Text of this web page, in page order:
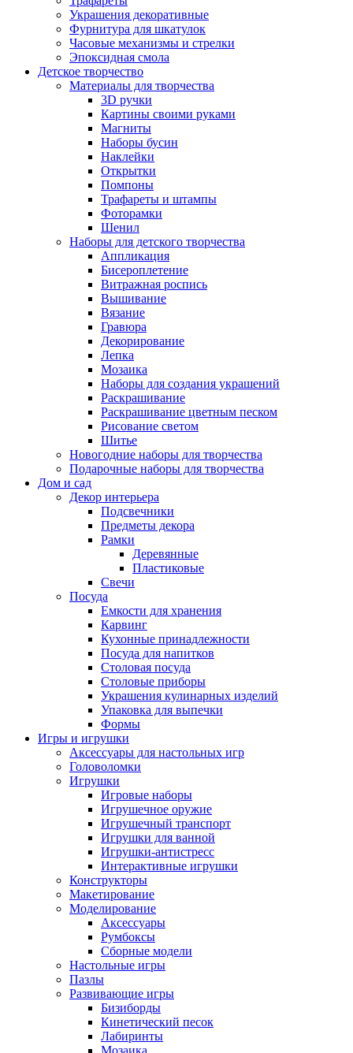
Украшения декоративные
Фурнитура для шкатулок
Часовые механизмы и стрелки
Эпоксидная смола
Детское творчество
Материалы для творчества
3D ручки
Картины своими руками
Магниты
Наборы бусин
Наклейки
Открытки
Помпоны
Трафареты и штампы
Фоторамки
Шенил
Наборы для детского творчества
Аппликация
Бисероплетение
Витражная роспись
Вышивание
Вязание
Гравюра
Декорирование
Лепка
Мозаика
Наборы для создания украшений
Раскрашивание
Раскрашивание цветным песком
Рисование светом
Шитье
Новогодние наборы для творчества
Подарочные наборы для творчества
Дом и сад
Декор интерьера
Подсвечники
Предметы декора
Рамки
Деревянные
Пластиковые
Свечи
Посуда
Емкости для хранения
Карвинг
Кухонные принадлежности
Посуда для напитков
Столовая посуда
Столовые приборы
Украшения кулинарных изделий
Упаковка для выпечки
Формы
Игры и игрушки
Аксессуары для настольных игр
Головоломки
Игрушки
Игровые наборы
Игрушечное оружие
Игрушечный транспорт
Игрушки для ванной
Игрушки-антистресс
Интерактивные игрушки
Конструкторы
Макетирование
Моделирование
Аксессуары
Румбоксы
Сборные модели
Настольные игры
Пазлы
Развивающие игры
Бизиборды
Кинетический песок
Лабиринты
Мозаика